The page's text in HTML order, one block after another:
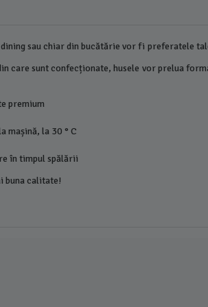
dining sau chiar din bucătărie vor fi
care sunt confecționate, husele vor prelua
premium
mașină, la 30 ° C
în timpul spălării
buna calitate!